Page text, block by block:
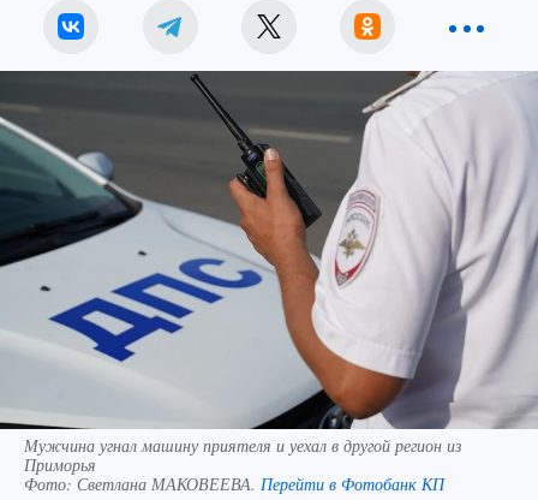
Мужчина угнал машину приятеля и уехал в другой регион из
Приморья
Фото: Светлана МАКОВЕЕВА. Перейти в Фотобанк КП